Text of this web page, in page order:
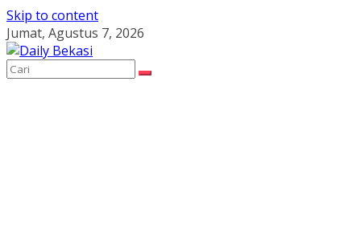
Skip to content
Jumat, Agustus 7, 2026